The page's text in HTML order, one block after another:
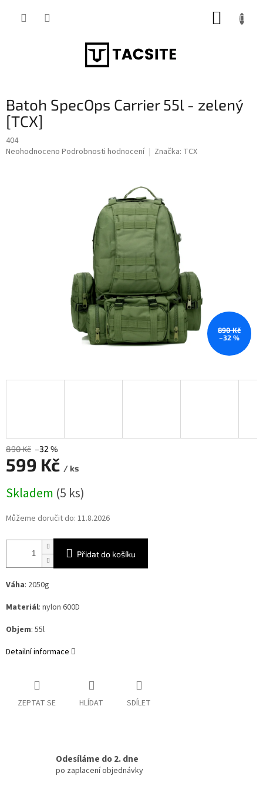
Batoh SpecOps Carrier 55l - zelený
[TCX]
404
Průměrné
Neohodnoceno Podrobnosti hodnocení Značka: TCX
890 Kč
–32 %
890 Kč –32 %
599 Kč / ks
cena:
Skladem (5 ks)
Můžeme doručit do: 11.8.2026
Přidat do košíku
Váha: 2050g
Materiál: nylon 600D
Objem: 55l
Detailní informace
ZEPTAT SE HLÍDAT SDÍLET
Odesíláme do 2. dne
po zaplacení objednávky